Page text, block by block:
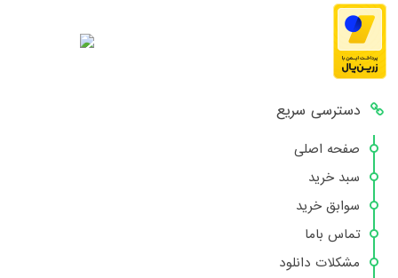
دسترسی سریع
صفحه اصلی
سبد خرید
سوابق خرید
تماس باما
مشکلات دانلود